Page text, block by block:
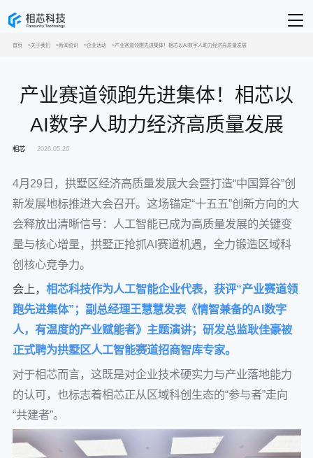
首页 关于我们 新闻资讯 企业活动 产业赛道领跑先进集体！相芯以AI数字人助力经济高质量发展
产业赛道领跑先进集体！相芯以
AI数字人助力经济高质量发展
相芯 2026.05.26
4月29日，拱墅区经济高质量发展大会暨打造“中国算谷”创
新发展地标推进大会召开。这场锚定“十五五”创新方向的大
会释放出清晰信号：人工智能已成为高质量发展的关键变
量与核心增量，拱墅正抢抓AI赛道机遇，全力锻造区域科
创核心竞争力。
会上， 相芯科技作为人工智能企业代表，获评“产业赛道领
跑先进集体”；副总经理王慧慧发表《情智兼备的AI数字
人，有温度的产业赋能者》主题演讲；研发总监耿佳豪被
正式聘为拱墅区人工智能赛道招商智库专家。
对于相芯而言，这既是对企业技术硬实力与产业落地能力
的认可，也标志着相芯正从区域科创生态的“参与者”走向
“共建者”。